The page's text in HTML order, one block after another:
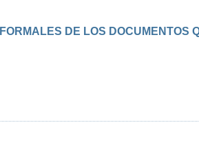
FORMALES DE LOS DOCUMENTOS